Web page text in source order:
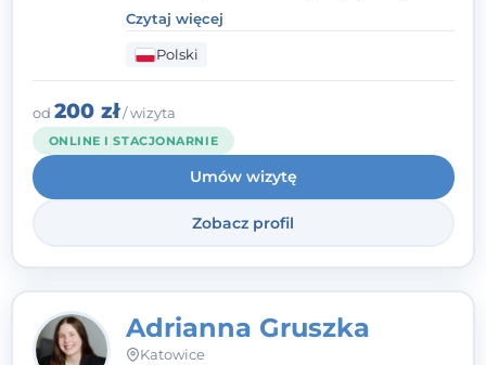
Pracuję w nurcie terapii trzeciej fali, łącząc
metody o potwierdzonej skuteczności.
Towarzyszę młodzieży, dorosłym i parom w
radzeniu sobie z bolesnymi
doświadczeniami tak, by mogli żyć pełniej.
Czytaj więcej
Polski
od 200 zł/ wizyta
ONLINE I STACJONARNIE
Umów wizytę
Zobacz profil
Adrianna Gruszka
Katowice